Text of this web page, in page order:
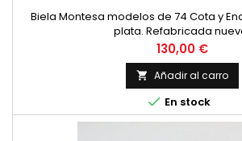
Biela Montesa modelos de 74 Cota y
plata. Refabricada
Precio
130,00 €
 Añadir al carro
 En stock